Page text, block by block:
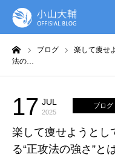
ブログ
楽して痩せ
法の…
17 JUL
2025
ブログ
楽して痩せようとし
る“正攻法の強さ”と
UTAGE(ウタゲ)
無料ガイドブック